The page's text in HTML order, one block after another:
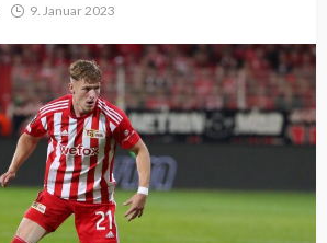
9. Januar 2023